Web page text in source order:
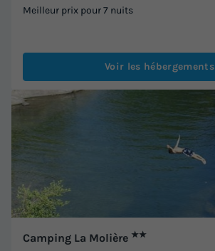
Meilleur prix pour 7 nuits
Voir les hébergements
Camping La Molière ★★